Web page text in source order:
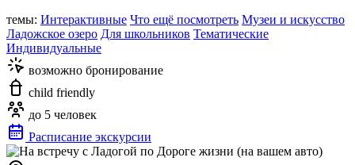
темы: Интерактивные Что ещё посмотреть Музеи и искусство
Ладожское озеро Для школьников Тематические
Индивидуальные
возможно бронирование
child friendly
до 5 человек
Расписание экскурсии